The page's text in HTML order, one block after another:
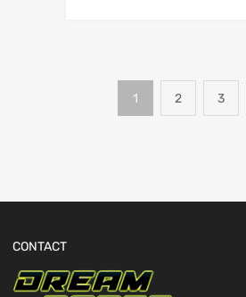
1 2 3
CONTACT